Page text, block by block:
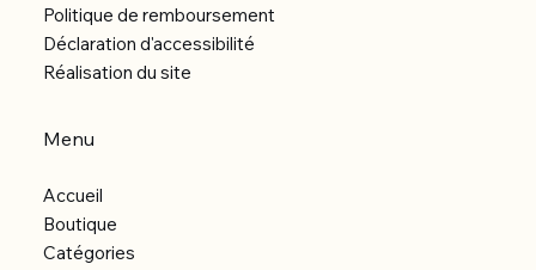
Politique de remboursement
Déclaration d'accessibilité
Réalisation du site
Menu
Accueil
Boutique
Catégories